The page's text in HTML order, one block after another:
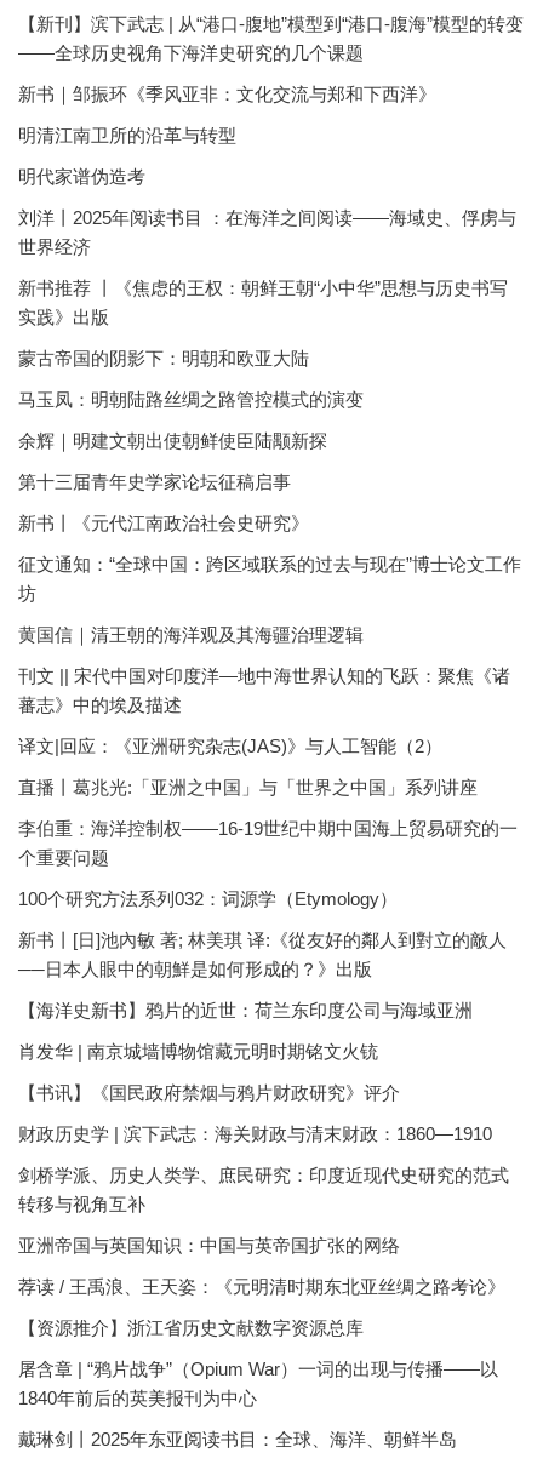
【新刊】滨下武志 | 从“港口-腹地”模型到“港口-腹海”模型的转变
——全球历史视角下海洋史研究的几个课题
新书｜邹振环《季风亚非：文化交流与郑和下西洋》
明清江南卫所的沿革与转型
明代家谱伪造考
刘洋丨2025年阅读书目 ：在海洋之间阅读——海域史、俘虏与
世界经济
新书推荐 丨《焦虑的王权：朝鲜王朝“小中华”思想与历史书写
实践》出版
蒙古帝国的阴影下：明朝和欧亚大陆
马玉凤：明朝陆路丝绸之路管控模式的演变
余辉｜明建文朝出使朝鲜使臣陆颙新探
第十三届青年史学家论坛征稿启事
新书丨《元代江南政治社会史研究》
征文通知：“全球中国：跨区域联系的过去与现在”博士论文工作
坊
黄国信｜清王朝的海洋观及其海疆治理逻辑
刊文 || 宋代中国对印度洋—地中海世界认知的飞跃：聚焦《诸
蕃志》中的埃及描述
译文|回应：《亚洲研究杂志(JAS)》与人工智能（2）
直播丨葛兆光:「亚洲之中国」与「世界之中国」系列讲座
李伯重：海洋控制权——16-19世纪中期中国海上贸易研究的一
个重要问题
100个研究方法系列032：词源学（Etymology）
新书丨[日]池內敏 著; 林美琪 译:《從友好的鄰人到對立的敵人
──日本人眼中的朝鮮是如何形成的？》出版
【海洋史新书】鸦片的近世：荷兰东印度公司与海域亚洲
肖发华 | 南京城墙博物馆藏元明时期铭文火铳
【书讯】《国民政府禁烟与鸦片财政研究》评介
财政历史学 | 滨下武志：海关财政与清末财政：1860—1910
剑桥学派、历史人类学、庶民研究：印度近现代史研究的范式
转移与视角互补
亚洲帝国与英国知识：中国与英帝国扩张的网络
荐读 / 王禹浪、王天姿：《元明清时期东北亚丝绸之路考论》
【资源推介】浙江省历史文献数字资源总库
屠含章 | “鸦片战争”（Opium War）一词的出现与传播——以
1840年前后的英美报刊为中心
戴琳剑丨2025年东亚阅读书目：全球、海洋、朝鲜半岛